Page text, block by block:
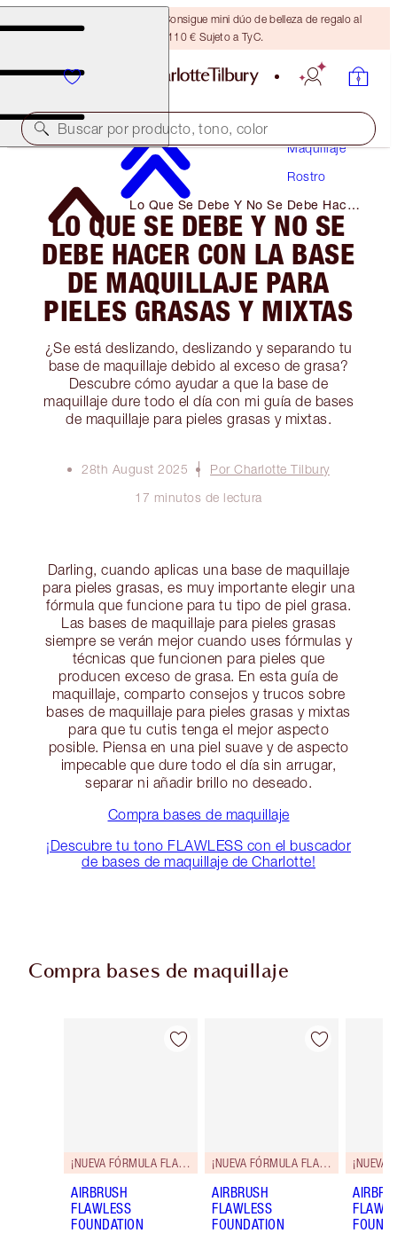
¡ÚLTIMA OPORTUNIDAD! Consigue mini dúo de belleza de regalo al
gastar 110 € Sujeto a TyC.
Buscar por producto, tono, color
Maquillaje
Rostro
Lo Que Se Debe Y No Se Debe Hacer
Con La Base De Maquillaje Para
Pieles Grasas Y Mixtas
LO QUE SE DEBE Y NO SE
DEBE HACER CON LA BASE
DE MAQUILLAJE PARA
PIELES GRASAS Y MIXTAS
¿Se está deslizando, deslizando y separando tu
base de maquillaje debido al exceso de grasa?
Descubre cómo ayudar a que la base de
maquillaje dure todo el día con mi guía de bases
de maquillaje para pieles grasas y mixtas.
28th August 2025
Por Charlotte Tilbury
17 minutos de lectura
Darling, cuando aplicas una base de maquillaje
para pieles grasas, es muy importante elegir una
fórmula que funcione para tu tipo de piel grasa.
Las bases de maquillaje para pieles grasas
siempre se verán mejor cuando uses fórmulas y
técnicas que funcionen para pieles que
producen exceso de grasa. En esta guía de
maquillaje, comparto consejos y trucos sobre
bases de maquillaje para pieles grasas y mixtas
para que tu cutis tenga el mejor aspecto
posible. Piensa en una piel suave y de aspecto
impecable que dure todo el día sin arrugar,
separar ni añadir brillo no deseado.
Compra bases de maquillaje
¡Descubre tu tono FLAWLESS con el buscador
de bases de maquillaje de Charlotte!
Compra bases de maquillaje
Artículo 1 de 107
¡NUEVA FÓRMULA FLAWLESS!
AIRBRUSH
FLAWLESS
FOUNDATION
Artículo 2 de 107
¡NUEVA FÓRMULA FLAWLESS!
AIRBRUSH
FLAWLESS
FOUNDATION